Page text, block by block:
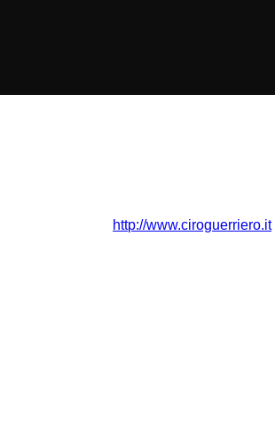
http://www.ciroguerriero.it